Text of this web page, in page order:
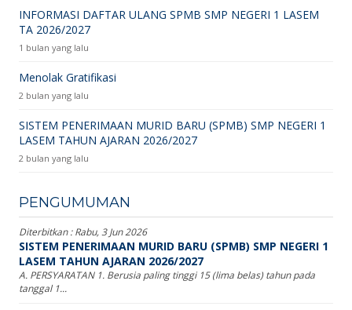
INFORMASI DAFTAR ULANG SPMB SMP NEGERI 1 LASEM
TA 2026/2027
1 bulan yang lalu
Menolak Gratifikasi
2 bulan yang lalu
SISTEM PENERIMAAN MURID BARU (SPMB) SMP NEGERI 1
LASEM TAHUN AJARAN 2026/2027
2 bulan yang lalu
PENGUMUMAN
Diterbitkan :Rabu, 3 Jun 2026
SISTEM PENERIMAAN MURID BARU (SPMB) SMP NEGERI 1
LASEM TAHUN AJARAN 2026/2027
A. PERSYARATAN 1. Berusia paling tinggi 15 (lima belas) tahun pada
tanggal 1...